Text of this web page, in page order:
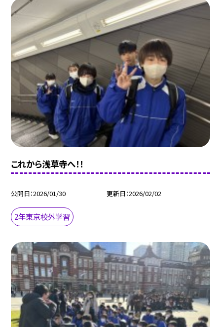
これから浅草寺へ！！
公開日 2026/01/30 更新日 2026/02/02
2年東京校外学習